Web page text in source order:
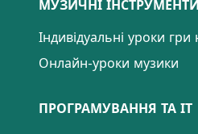
МУЗИЧНІ ІНСТРУМЕНТИ
Індивідуальні уроки гри
Онлайн-уроки музики
ПРОГРАМУВАННЯ ТА ІТ